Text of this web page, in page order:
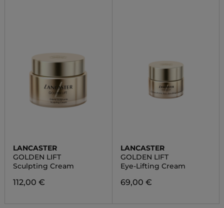
LANCASTER
GOLDEN LIFT
Sculpting Cream
112,00 €
LANCASTER
GOLDEN LIFT
Eye-Lifting Cream
69,00 €